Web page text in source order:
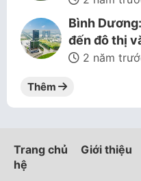
Bình
đến đô thị
2 năm
Thêm
Trang chủ Giới thiệu
hệ